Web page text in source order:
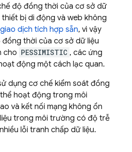
độ đồng thời của cơ sở dữ
thiết bị di động và web không
giao dịch tích hợp sẵn, vì vậy
thời của cơ sở dữ liệu
cho PESSIMISTIC , các ứng
động một cách lạc quan.
dụng cơ chế kiểm soát đồng
hoạt động trong môi
và kết nối mạng không ổn
trong môi trường có độ trễ
lỗi tranh chấp dữ liệu.